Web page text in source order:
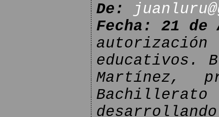
De:
Fecha: 21
educativos.
Martínez,